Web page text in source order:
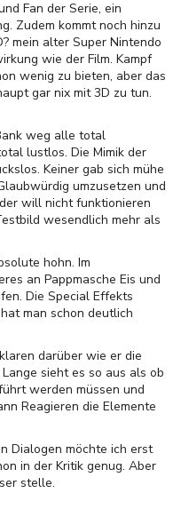
Fan der Serie, ein
Zudem kommt noch hinzu
mein alter Super Nintendo
wie der Film. Kampf
wenig zu bieten, aber das
gar nix mit 3D zu tun.
weg alle total
lustlos. Die Mimik der
Keiner gab sich mühe
umzusetzen und
will nicht funktionieren
wesendlich mehr als
hohn. Im
an Pappmasche Eis und
Die Special Effekts
man schon deutlich
darüber wie er die
sieht es so aus als ob
werden müssen und
Reagieren die Elemente
Dialogen möchte ich erst
in der Kritik genug. Aber
stelle.